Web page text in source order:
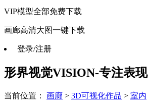
VIP模型全部免费下载
画廊高清大图一键下载
登录/注册
形界视觉VISION-专注表现
当前位置： 画廊 > 3D可视化作品 > 室内